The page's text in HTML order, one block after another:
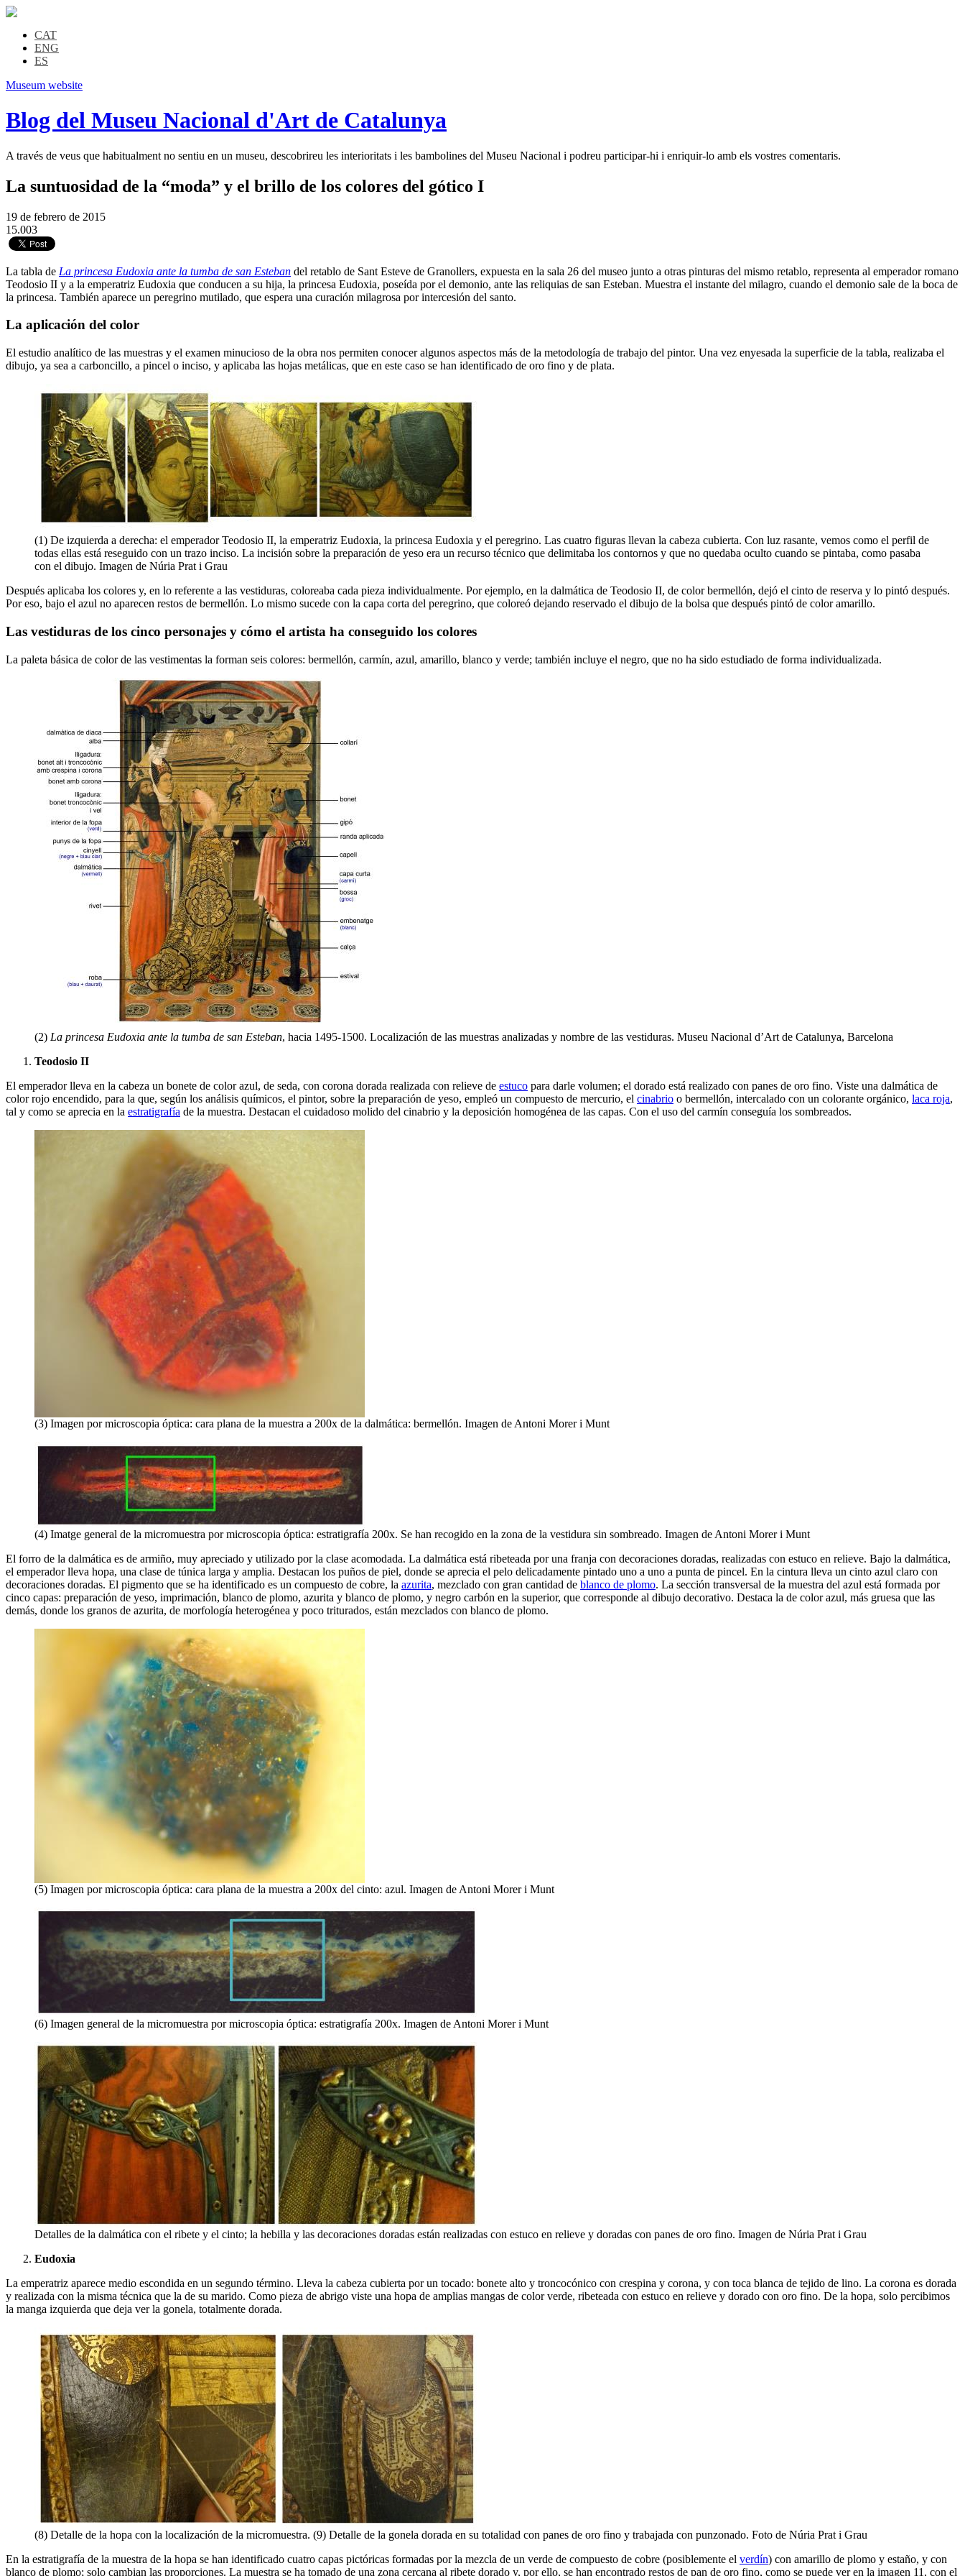
CAT
ENG
ES
Museum website
Blog del Museu Nacional d'Art de Catalunya
A través de veus que habitualment no sentiu en un museu, descobrireu les interioritats i les bambolines del Museu Nacional i podreu participar-hi i enriquir-lo amb els vostres comentaris.
La suntuosidad de la “moda” y el brillo de los colores del gótico I
19 de febrero de 2015
15.003
La tabla de La princesa Eudoxia ante la tumba de san Esteban del retablo de Sant Esteve de Granollers, expuesta en la sala 26 del museo junto a otras pinturas del mismo retablo, representa al emperador romano
Teodosio II y a la emperatriz Eudoxia que conducen a su hija, la princesa Eudoxia, poseída por el demonio, ante las reliquias de san Esteban. Muestra el instante del milagro, cuando el demonio sale de la boca de
la princesa. También aparece un peregrino mutilado, que espera una curación milagrosa por intercesión del santo.
La aplicación del color
El estudio analítico de las muestras y el examen minucioso de la obra nos permiten conocer algunos aspectos más de la metodología de trabajo del pintor. Una vez enyesada la superficie de la tabla, realizaba el
dibujo, ya sea a carboncillo, a pincel o inciso, y aplicaba las hojas metálicas, que en este caso se han identificado de oro fino y de plata.
(1) De izquierda a derecha: el emperador Teodosio II, la emperatriz Eudoxia, la princesa Eudoxia y el peregrino. Las cuatro figuras llevan la cabeza cubierta. Con luz rasante, vemos como el perfil de
todas ellas está reseguido con un trazo inciso. La incisión sobre la preparación de yeso era un recurso técnico que delimitaba los contornos y que no quedaba oculto cuando se pintaba, como pasaba
con el dibujo. Imagen de Núria Prat i Grau
Después aplicaba los colores y, en lo referente a las vestiduras, coloreaba cada pieza individualmente. Por ejemplo, en la dalmática de Teodosio II, de color bermellón, dejó el cinto de reserva y lo pintó después.
Por eso, bajo el azul no aparecen restos de bermellón. Lo mismo sucede con la capa corta del peregrino, que coloreó dejando reservado el dibujo de la bolsa que después pintó de color amarillo.
Las vestiduras de los cinco personajes y cómo el artista ha conseguido los colores
La paleta básica de color de las vestimentas la forman seis colores: bermellón, carmín, azul, amarillo, blanco y verde; también incluye el negro, que no ha sido estudiado de forma individualizada.
(2) La princesa Eudoxia ante la tumba de san Esteban, hacia 1495-1500. Localización de las muestras analizadas y nombre de las vestiduras. Museu Nacional d’Art de Catalunya, Barcelona
Teodosio II
El emperador lleva en la cabeza un bonete de color azul, de seda, con corona dorada realizada con relieve de estuco para darle volumen; el dorado está realizado con panes de oro fino. Viste una dalmática de
color rojo encendido, para la que, según los análisis químicos, el pintor, sobre la preparación de yeso, empleó un compuesto de mercurio, el cinabrio o bermellón, intercalado con un colorante orgánico, laca roja,
tal y como se aprecia en la estratigrafía de la muestra. Destacan el cuidadoso molido del cinabrio y la deposición homogénea de las capas. Con el uso del carmín conseguía los sombreados.
(3) Imagen por microscopia óptica: cara plana de la muestra a 200x de la dalmática: bermellón. Imagen de Antoni Morer i Munt
(4) Imatge general de la micromuestra por microscopia óptica: estratigrafía 200x. Se han recogido en la zona de la vestidura sin sombreado. Imagen de Antoni Morer i Munt
El forro de la dalmática es de armiño, muy apreciado y utilizado por la clase acomodada. La dalmática está ribeteada por una franja con decoraciones doradas, realizadas con estuco en relieve. Bajo la dalmática,
el emperador lleva hopa, una clase de túnica larga y amplia. Destacan los puños de piel, donde se aprecia el pelo delicadamente pintado uno a uno a punta de pincel. En la cintura lleva un cinto azul claro con
decoraciones doradas. El pigmento que se ha identificado es un compuesto de cobre, la azurita, mezclado con gran cantidad de blanco de plomo. La sección transversal de la muestra del azul está formada por
cinco capas: preparación de yeso, imprimación, blanco de plomo, azurita y blanco de plomo, y negro carbón en la superior, que corresponde al dibujo decorativo. Destaca la de color azul, más gruesa que las
demás, donde los granos de azurita, de morfología heterogénea y poco triturados, están mezclados con blanco de plomo.
(5) Imagen por microscopia óptica: cara plana de la muestra a 200x del cinto: azul. Imagen de Antoni Morer i Munt
(6) Imagen general de la micromuestra por microscopia óptica: estratigrafía 200x. Imagen de Antoni Morer i Munt
Detalles de la dalmática con el ribete y el cinto; la hebilla y las decoraciones doradas están realizadas con estuco en relieve y doradas con panes de oro fino. Imagen de Núria Prat i Grau
Eudoxia
La emperatriz aparece medio escondida en un segundo término. Lleva la cabeza cubierta por un tocado: bonete alto y troncocónico con crespina y corona, y con toca blanca de tejido de lino. La corona es dorada
y realizada con la misma técnica que la de su marido. Como pieza de abrigo viste una hopa de amplias mangas de color verde, ribeteada con estuco en relieve y dorado con oro fino. De la hopa, solo percibimos
la manga izquierda que deja ver la gonela, totalmente dorada.
(8) Detalle de la hopa con la localización de la micromuestra. (9) Detalle de la gonela dorada en su totalidad con panes de oro fino y trabajada con punzonado. Foto de Núria Prat i Grau
En la estratigrafía de la muestra de la hopa se han identificado cuatro capas pictóricas formadas por la mezcla de un verde de compuesto de cobre (posiblemente el verdín) con amarillo de plomo y estaño, y con
blanco de plomo; solo cambian las proporciones. La muestra se ha tomado de una zona cercana al ribete dorado y, por ello, se han encontrado restos de pan de oro fino, como se puede ver en la imagen 11, con el